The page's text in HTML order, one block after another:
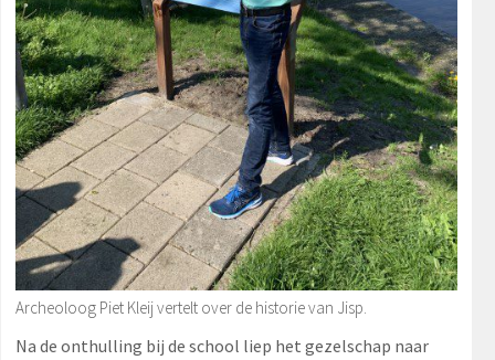
Archeoloog Piet Kleij vertelt over de historie van Jisp.
Na de onthulling bij de school liep het gezelschap naar